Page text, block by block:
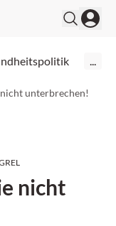
...
unterbrechen!
nicht